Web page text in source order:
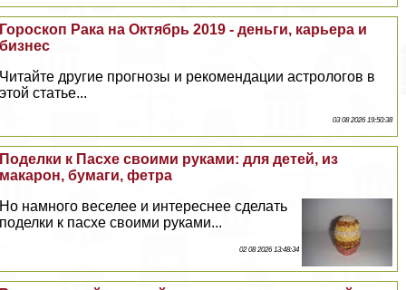
Гороскоп Paка на Октябрь 2019 - деньги, карьера и
бизнес
Читайте другие прогнозы и рекомендации астрологов в
этой статье...
03 08 2026 19:50:38
Поделки к Пасхе своими руками: для детей, из
макарон, бумаги, фетра
Но намного веселее и интереснее сделать
поделки к пасхе своими руками...
02 08 2026 13:48:34